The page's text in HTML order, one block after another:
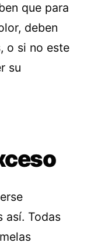
que para
deben
o si no este
su
así. Todas